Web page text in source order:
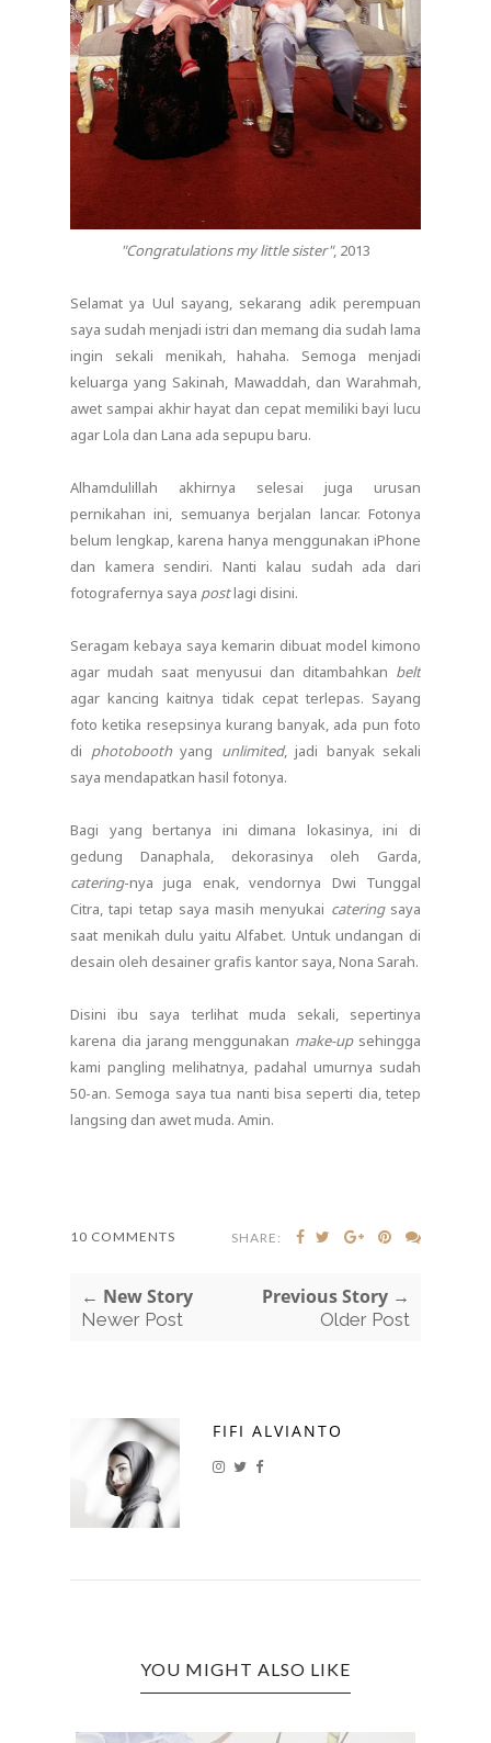
"Congratulations my little sister", 2013
Selamat ya Uul sayang, sekarang adik perempuan
saya sudah menjadi istri dan memang dia sudah lama
ingin sekali menikah, hahaha. Semoga menjadi
keluarga yang Sakinah, Mawaddah, dan Warahmah,
awet sampai akhir hayat dan cepat memiliki bayi lucu
agar Lola dan Lana ada sepupu baru.
Alhamdulillah akhirnya selesai juga urusan
pernikahan ini, semuanya berjalan lancar. Fotonya
belum lengkap, karena hanya menggunakan iPhone
dan kamera sendiri. Nanti kalau sudah ada dari
fotografernya saya postlagi disini.
Seragam kebaya saya kemarin dibuat model kimono
agar mudah saat menyusui dan ditambahkan belt
agar kancing kaitnya tidak cepat terlepas. Sayang
foto ketika resepsinya kurang banyak, ada pun foto
di photoboothyang unlimited, jadi banyak sekali
saya mendapatkan hasil fotonya.
Bagi yang bertanya ini dimana lokasinya, ini di
gedung Danaphala, dekorasinya oleh Garda,
catering-nya juga enak, vendornya Dwi Tunggal
Citra, tapi tetap saya masih menyukai cateringsaya
saat menikah dulu yaitu Alfabet. Untuk undangan di
desain oleh desainer grafis kantor saya, Nona Sarah.
Disini ibu saya terlihat muda sekali, sepertinya
karena dia jarang menggunakan make-upsehingga
kami pangling melihatnya, padahal umurnya sudah
50-an. Semoga saya tua nanti bisa seperti dia, tetep
langsing dan awet muda. Amin.
10 COMMENTS SHARE:
← New Story
Newer Post
Previous Story →
Older Post
FIFI ALVIANTO
YOU MIGHT ALSO LIKE